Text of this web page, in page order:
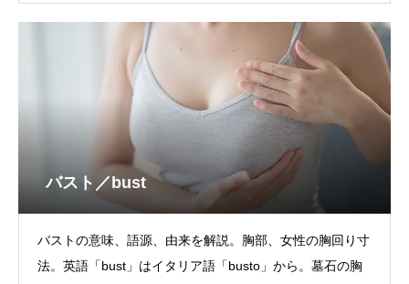
バスト／bust
バストの意味、語源、由来を解説。胸部、女性の胸回り寸
法。英語「bust」はイタリア語「busto」から。墓石の胸